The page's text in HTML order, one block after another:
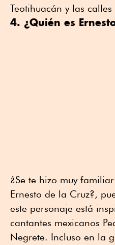
Teotihuacán y las
4. ¿Quién es
¿Se te hizo muy
Ernesto de la Cruz?,
este personaje está
cantantes mexicanos
Negrete. Incluso en la